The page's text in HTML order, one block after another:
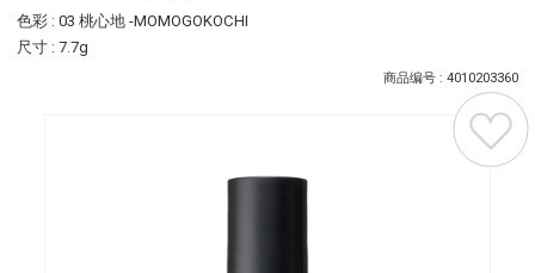
色彩 : 03 桃心地 -MOMOGOKOCHI
尺寸 : 7.7g
商品编号 : 4010203360